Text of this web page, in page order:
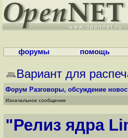
форумы помощь
Вариант для
Форум Разговоры, обсуждение
Изначальное сообщение
"Релиз ядра